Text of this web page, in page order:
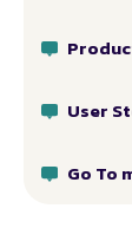
User
Go To